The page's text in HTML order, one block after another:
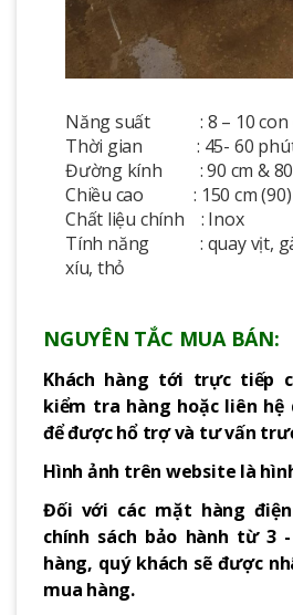
Năng suất : 8 – 10 con
Thời gian : 45- 60
Đường kính : 90 cm & 80
Chiều cao : 150 cm (90)
Chất liệu chính : Inox
Tính năng : quay vịt, gà,
xíu, thỏ
NGUYÊN TẮC MUA BÁN:
Khách hàng tới trực tiếp
kiểm tra hàng hoặc liên hệ
để được hổ trợ và tư vấn
Hình ảnh trên website là
Đối với các mặt hàng
chính sách bảo hành từ 3
hàng, quý khách sẽ được
mua hàng.